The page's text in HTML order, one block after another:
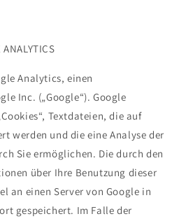
ANALYTICS
Analytics, einen
Inc. („Google“). Google
Textdateien, die auf
werden und die eine Analyse der
Sie ermöglichen. Die durch den
über Ihre Benutzung dieser
an einen Server von Google in
gespeichert. Im Falle der